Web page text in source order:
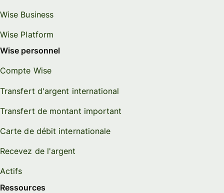
Wise Business
Wise Platform
Wise personnel
Compte Wise
Transfert d'argent international
Transfert de montant important
Carte de débit internationale
Recevez de l'argent
Actifs
Ressources